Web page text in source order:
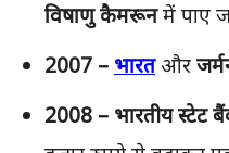
विषाणुकैमरूनमें पाए
2007 – भारतऔर
2008 – भारतीयस्टेट